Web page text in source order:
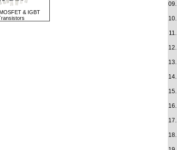
& IGBT
09.
10.
11.
12.
13.
14.
15.
16.
17.
18.